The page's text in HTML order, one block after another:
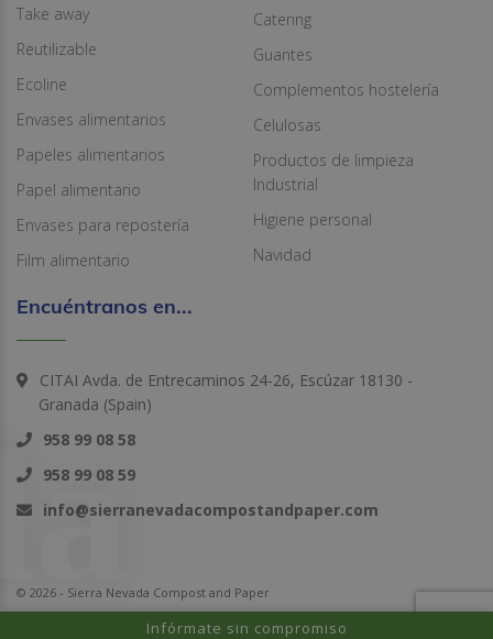
Infórmate sin compromiso
Take away
Reutilizable
Ecoline
Envases alimentarios
Papeles alimentarios
Papel alimentario
Envases para repostería
Film alimentario
Catering
Guantes
Complementos hostelería
Celulosas
Productos de limpieza
Industrial
Higiene personal
Navidad
Encuéntranos en...
CITAI Avda. de Entrecaminos 24-26, Escúzar 18130 -
Granada (Spain)
958 99 08 58
958 99 08 59
info@sierranevadacompostandpaper.com
© 2026 - Sierra Nevada Compost and Paper